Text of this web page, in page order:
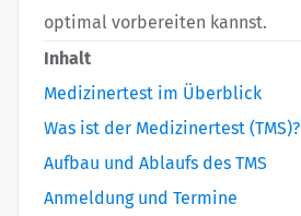
optimal vorbereiten kannst.
Inhalt
Medizinertest im Überblick
Was ist der Medizinertest (TMS)?
Aufbau und Ablaufs des TMS
Anmeldung und Termine